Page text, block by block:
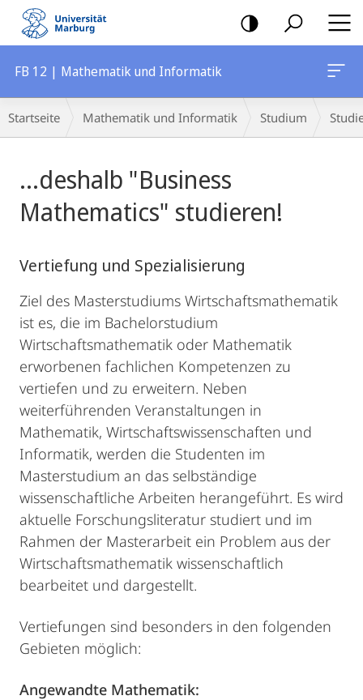
Mobile-
Navigation
FB 12 | Mathematik und Informatik
Breadcrumb-
Navigation
Startseite Mathematik und Informatik Studium
...deshalb "Business
Mathematics" studieren!
Vertiefung und Spezialisierung
Ziel des Masterstudiums Wirtschaftsmathematik
ist es, die im Bachelorstudium
Wirtschaftsmathematik oder Mathematik
erworbenen fachlichen Kompetenzen zu
vertiefen und zu erweitern. Neben
weiterführenden Veranstaltungen in
Mathematik, Wirtschaftswissenschaften und
Informatik, werden die Studenten im
Masterstudium an das selbständige
wissenschaftliche Arbeiten herangeführt. Es wird
aktuelle Forschungsliteratur studiert und im
Rahmen der Masterarbeit ein Problem aus der
Wirtschaftsmathematik wissenschaftlich
bearbeitet und dargestellt.
Vertiefungen sind besonders in den folgenden
Gebieten möglich:
Angewandte Mathematik: